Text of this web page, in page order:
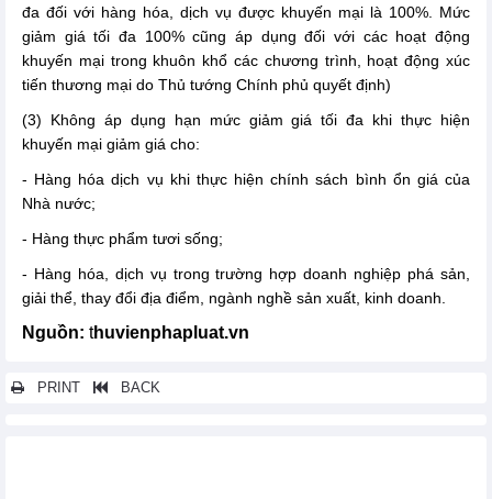
đa đối với hàng hóa, dịch vụ được khuyến mại là 100%. Mức
giảm giá tối đa 100% cũng áp dụng đối với các hoạt động
khuyến mại trong khuôn khổ các chương trình, hoạt động xúc
tiến thương mại do Thủ tướng Chính phủ quyết định)
(3) Không áp dụng hạn mức giảm giá tối đa khi thực hiện
khuyến mại giảm giá cho:
- Hàng hóa dịch vụ khi thực hiện chính sách bình ổn giá của
Nhà nước;
- Hàng thực phẩm tươi sống;
- Hàng hóa, dịch vụ trong trường hợp doanh nghiệp phá sản,
giải thể, thay đổi địa điểm, ngành nghề sản xuất, kinh doanh.
Nguồn: thuvienphapluat.vn
PRINT BACK